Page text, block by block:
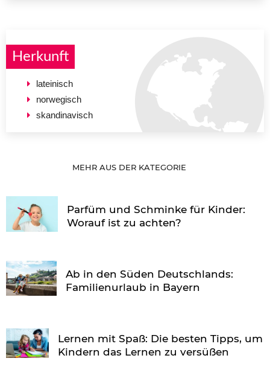
Herkunft
lateinisch
norwegisch
skandinavisch
MEHR AUS DER KATEGORIE
Parfüm und Schminke für Kinder:
Worauf ist zu achten?
Ab in den Süden Deutschlands:
Familienurlaub in Bayern
Lernen mit Spaß: Die besten Tipps, um
Kindern das Lernen zu versüßen